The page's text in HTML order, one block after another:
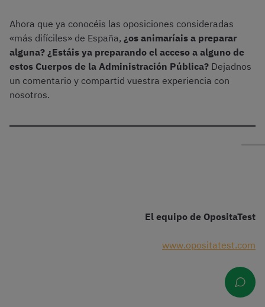
Ahora que ya conocéis las oposiciones consideradas
«más difíciles» de España, ¿os animaríais a preparar
alguna? ¿Estáis ya preparando el acceso a alguno de
estos Cuerpos de la Administración Pública? Dejadnos
un comentario y compartid vuestra experiencia con
nosotros.
El equipo de OpositaTest
www.opositatest.com